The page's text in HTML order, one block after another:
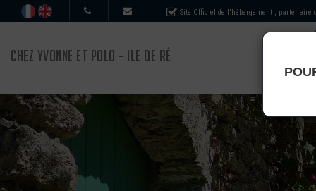
Site Officiel de l'hébergement , partenaire
CHEZ YVONNE ET POLO - ILE DE RÉ